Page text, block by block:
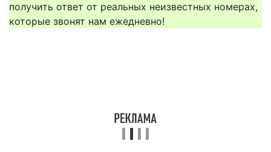
получить ответ от реальных неизвестных номерах,
которые звонят нам ежедневно!